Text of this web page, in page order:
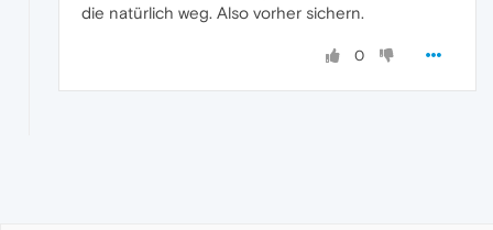
die natürlich weg. Also vorher sichern.
0